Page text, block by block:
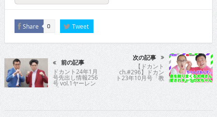
Share 0 Tweet
前の記事
ドカント24年1月
号先出し情報256
号 vol.1ヤーレン
ズ
次の記事
【ドカント
ch.#296】ドカン
ト23年10月号「教
えてパイセン！直
撃インタビュー!!」
ちゃんぴおんずさ
んの動画第4弾！
【ちゃんぴおんず
さん4/4